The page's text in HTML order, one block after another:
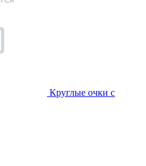
Круглые очки с